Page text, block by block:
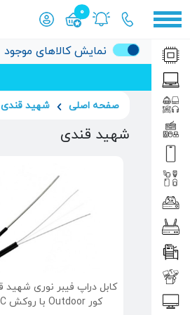
0
محصول افزوده شده به سبد
نمایش کالاهای موجود
صفحه اصلی شهید قندی
شهید قندی
کور Outdoor با روکش PVC